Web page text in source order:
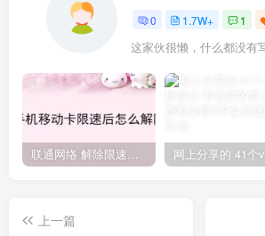
0 1.7W+ 1
这家伙很懒，什么都没有
联通网络 解除限速方法参考！畅享、畅玩、老白干等及其它地区自测了
上一篇